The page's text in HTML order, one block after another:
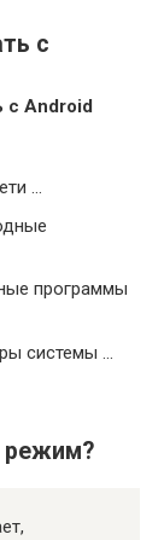
с
с Android
…
программы
системы …
режим?